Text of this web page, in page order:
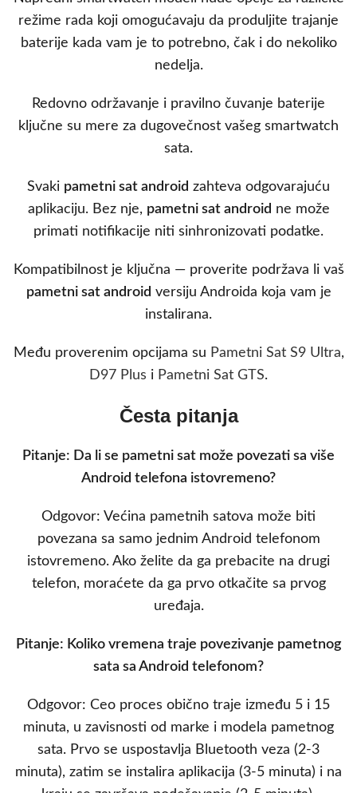
režime rada koji omogućavaju da produljite trajanje
baterije kada vam je to potrebno, čak i do nekoliko
nedelja.
Redovno održavanje i pravilno čuvanje baterije
ključne su mere za dugovečnost vašeg smartwatch
sata.
Svaki pametni sat android zahteva odgovarajuću
aplikaciju. Bez nje, pametni sat android ne može
primati notifikacije niti sinhronizovati podatke.
Kompatibilnost je ključna — proverite podržava li vaš
pametni sat android versiju Androida koja vam je
instalirana.
Među proverenim opcijama su Pametni Sat S9 Ultra,
D97 Plus i Pametni Sat GTS.
Česta pitanja
Pitanje: Da li se pametni sat može povezati sa više
Android telefona istovremeno?
Odgovor: Većina pametnih satova može biti
povezana sa samo jednim Android telefonom
istovremeno. Ako želite da ga prebacite na drugi
telefon, moraćete da ga prvo otkačite sa prvog
uređaja.
Pitanje: Koliko vremena traje povezivanje pametnog
sata sa Android telefonom?
Odgovor: Ceo proces obično traje između 5 i 15
minuta, u zavisnosti od marke i modela pametnog
sata. Prvo se uspostavlja Bluetooth veza (2-3
minuta), zatim se instalira aplikacija (3-5 minuta) i na